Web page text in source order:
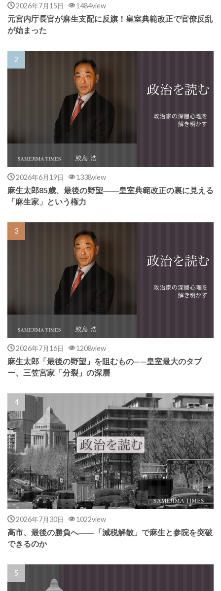
2026年7月15日 1484view
元宮内庁長官が麻生支配に反旗！皇室典範改正で官僚反乱
が始まった
2026年6月19日 1338view
麻生太郎85歳、最後の野望――皇室典範改正の裏に見える
「麻生家」という権力
2026年7月16日 1208view
麻生太郎「最後の野望」を阻むもの——皇室最大のタブ
ー、三笠宮家「分裂」の深層
2026年7月30日 1022view
高市、最後の勝負へ――「減税解散」で麻生と参院を突破
できるのか